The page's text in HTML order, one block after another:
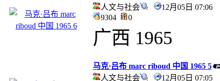
人文与社会
12月05日 07:06
9304
0
广西 1965
马克·吕布 marc riboud 中国 1965 5
人文与社会
12月05日 07:05